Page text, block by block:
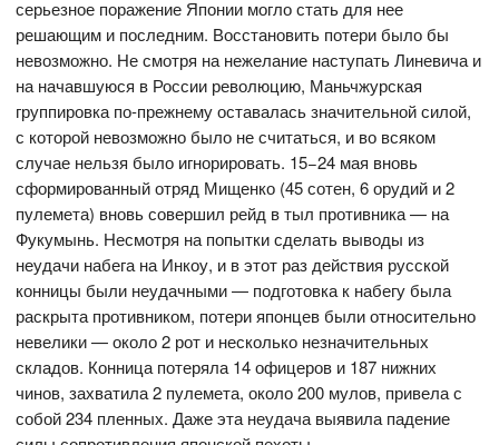
серьезное поражение Японии могло стать для нее
решающим и последним. Восстановить потери было бы
невозможно. Не смотря на нежелание наступать Линевича и
на начавшуюся в России революцию, Маньчжурская
группировка по-прежнему оставалась значительной силой,
с которой невозможно было не считаться, и во всяком
случае нельзя было игнорировать. 15−24 мая вновь
сформированный отряд Мищенко (45 сотен, 6 орудий и 2
пулемета) вновь совершил рейд в тыл противника — на
Фукумынь. Несмотря на попытки сделать выводы из
неудачи набега на Инкоу, и в этот раз действия русской
конницы были неудачными — подготовка к набегу была
раскрыта противником, потери японцев были относительно
невелики — около 2 рот и несколько незначительных
складов. Конница потеряла 14 офицеров и 187 нижних
чинов, захватила 2 пулемета, около 200 мулов, привела с
собой 234 пленных. Даже эта неудача выявила падение